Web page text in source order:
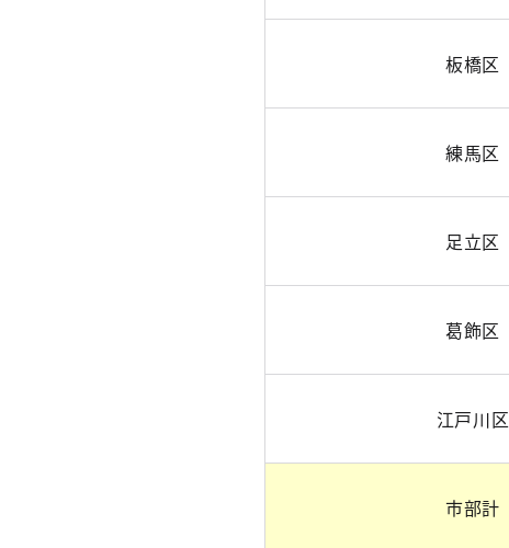
板橋区
練馬区
足立区
葛飾区
江戸川区
市部計